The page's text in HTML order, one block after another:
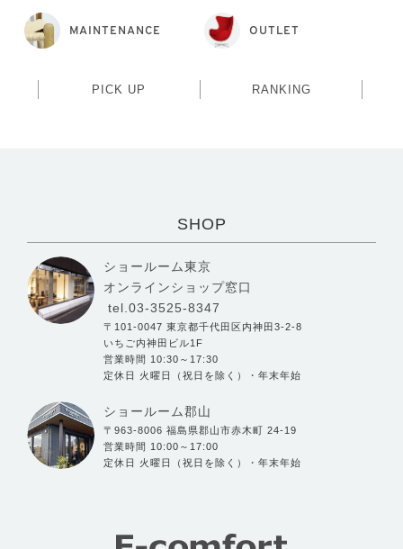
MAINTENANCE OUTLET
PICK UP RANKING
SHOP
ショールーム東京
オンラインショップ窓口
tel.03-3525-8347
〒101-0047 東京都千代田区内神田3-2-8
いちご内神田ビル1F
営業時間 10:30～17:30
定休日 火曜日（祝日を除く）・年末年始
ショールーム郡山
〒963-8006 福島県郡山市赤木町 24-19
営業時間 10:00～17:00
定休日 火曜日（祝日を除く）・年末年始